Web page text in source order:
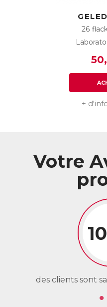
26
+
Votre
des clients sont